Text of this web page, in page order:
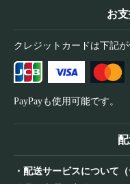
お
クレジットカードは下記が
PayPayも使用可能です。
・配送サービスについて（